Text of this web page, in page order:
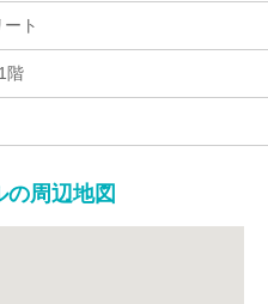
ト
階
の周辺地図